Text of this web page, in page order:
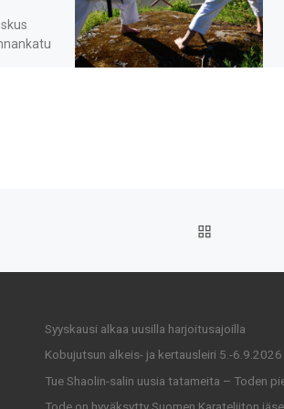
Syyskausi alkaa uusilla harjoitusajoilla
Kobujutsun alkeis- ja kertausleiri 5.-6.9.2026
Tue Shaolin-salin uusia tatameita – Toden